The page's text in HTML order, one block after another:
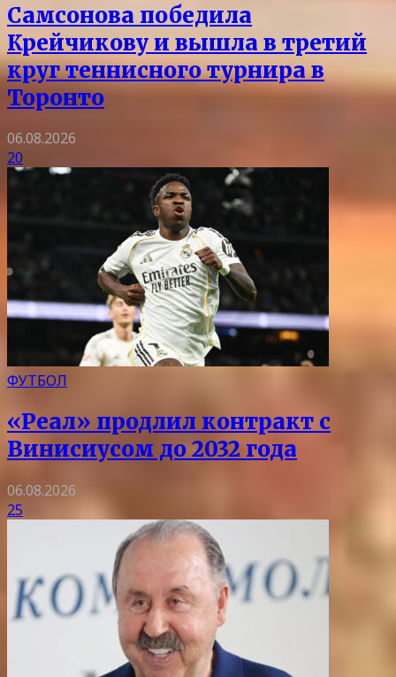
Самсонова победила
Крейчикову и вышла в третий
круг теннисного турнира в
Торонто
06.08.2026
20
ФУТБОЛ
«Реал» продлил контракт с
Винисиусом до 2032 года
06.08.2026
25